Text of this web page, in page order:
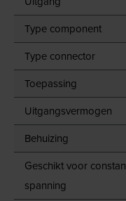
Type component
Type connector
Toepassing
Uitgangsvermogen
Behuizing
Geschikt voor
spanning